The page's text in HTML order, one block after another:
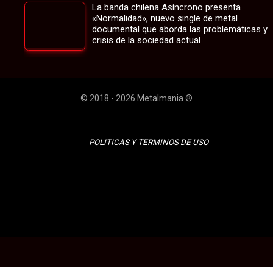
La banda chilena Asíncrono presenta
«Normalidad», nuevo single de metal
documental que aborda las problemáticas y
crisis de la sociedad actual
© 2018 - 2026 Metalmania ®
POLITICAS Y TERMINOS DE USO